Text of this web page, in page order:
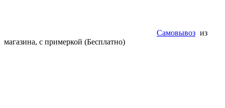
Самовывоз из
магазина, с примеркой (Бесплатно)